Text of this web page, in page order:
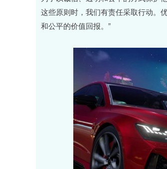
这些原则时，我们有责任采取行动。
和公平的价值回报。”